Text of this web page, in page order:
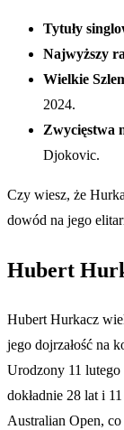
Tytuły
Najwyższy
Wielkie
2024.
Zwycięstwa
Djokovic.
Czy wiesz, że
dowód na jego
Hubert
Hubert Hurkacz
jego dojrzałość na
Urodzony 11
dokładnie 28 lat i
Australian Open,